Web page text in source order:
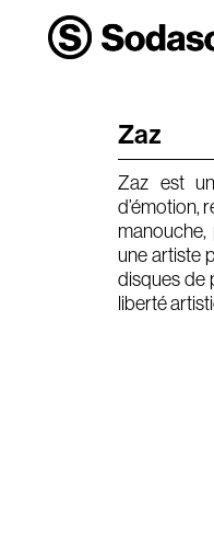
Zaz
Zaz est
d’émotion,
une artiste
disques de
liberté